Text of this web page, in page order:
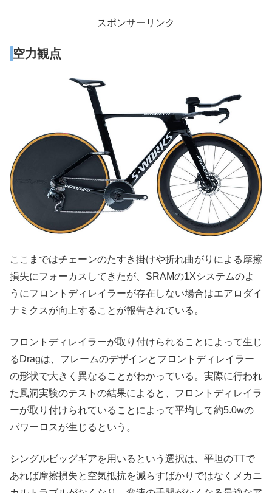
スポンサーリンク
空力観点
ここまではチェーンのたすき掛けや折れ曲がりによる摩擦
損失にフォーカスしてきたが、SRAMの1Xシステムのよ
うにフロントディレイラーが存在しない場合はエアロダイ
ナミクスが向上することが報告されている。
フロントディレイラーが取り付けられることによって生じ
るDragは、フレームのデザインとフロントディレイラー
の形状で大きく異なることがわかっている。実際に行われ
た風洞実験のテストの結果によると、フロントディレイラ
ーが取り付けられていることによって平均して約5.0wの
パワーロスが生じるという。
シングルビッグギアを用いるという選択は、平坦のTTで
あれば摩擦損失と空気抵抗を減らすばかりではなくメカニ